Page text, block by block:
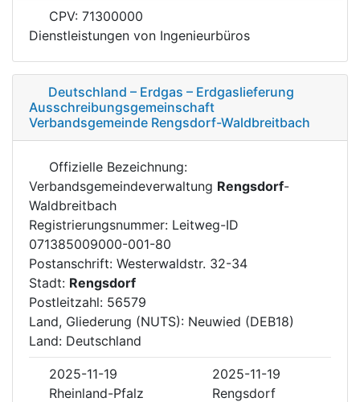
CPV: 71300000
Dienstleistungen von Ingenieurbüros
Deutschland – Erdgas – Erdgaslieferung
Ausschreibungsgemeinschaft
Verbandsgemeinde Rengsdorf-Waldbreitbach
Offizielle Bezeichnung:
Verbandsgemeindeverwaltung Rengsdorf-
Waldbreitbach
Registrierungsnummer: Leitweg-ID
071385009000-001-80
Postanschrift: Westerwaldstr. 32-34
Stadt: Rengsdorf
Postleitzahl: 56579
Land, Gliederung (NUTS): Neuwied (DEB18)
Land: Deutschland
2025-11-19
2025-11-19
Rheinland-Pfalz
Rengsdorf